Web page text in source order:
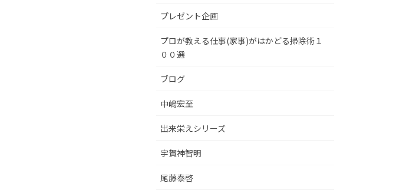
プレゼント企画
プロが教える仕事(家事)がはかどる掃除術１
００選
ブログ
中嶋宏至
出来栄えシリーズ
宇賀神智明
尾藤泰啓